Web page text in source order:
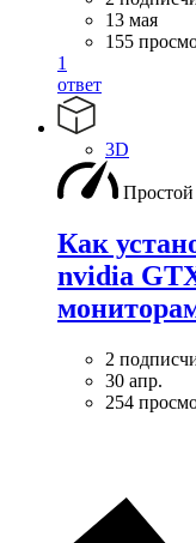
13 мая
155
1
ответ
3D
Простой
Как
nvidia
2
30 апр.
254